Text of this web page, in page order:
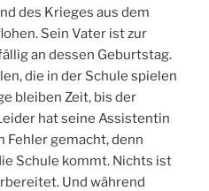
des Krieges aus dem
Sein Vater ist zur
an dessen Geburtstag.
die in der Schule spielen
bleiben Zeit, bis der
hat seine Assistentin
Fehler gemacht, denn
Schule kommt. Nichts ist
Und während